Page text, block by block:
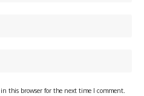
this browser for the next time I comment.